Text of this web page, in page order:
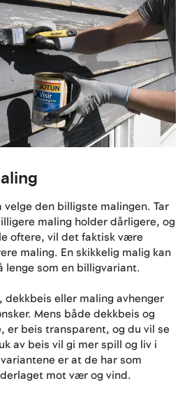
den billigste malingen. Tar
maling holder dårligere, og
oftere, vil det faktisk være
maling. En skikkelig malig kan
lenge som en billigvariant.
dekkbeis eller maling avhenger
Mens både dekkbeis og
er beis transparent, og du vil se
av beis vil gi mer spill og liv i
er at de har som
mot vær og vind.